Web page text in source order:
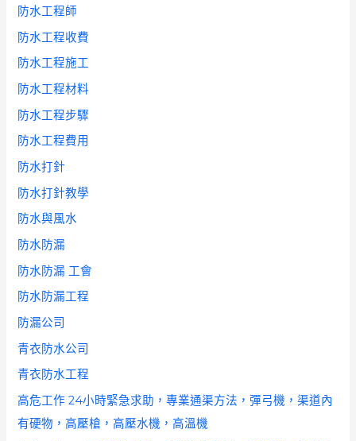
防水工程師
防水工程收費
防水工程施工
防水工程材料
防水工程步驟
防水工程費用
防水打針
防水打針教學
防水與風水
防水防漏
防水防漏 工會
防水防漏工程
防漏公司
青衣防水公司
青衣防水工程
高危工作 24小時緊急求助，專業通渠方法，彈弓機，渠道內
有硬物，高壓槍，高壓水機，高溫機